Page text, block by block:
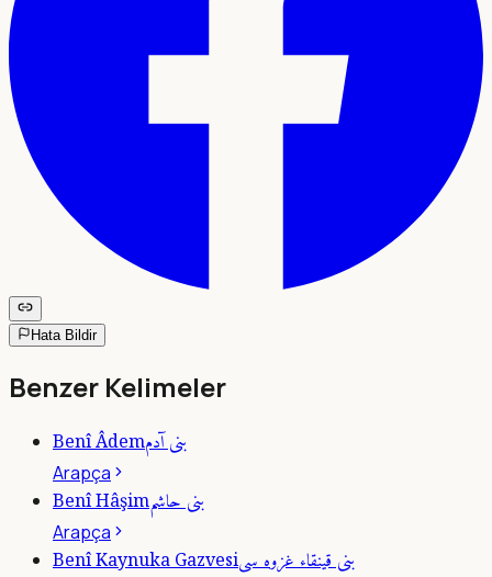
Hata Bildir
Benzer Kelimeler
Benî Âdemبنى آدم
Arapça
Benî Hâşimبنى حاشم
Arapça
Benî Kaynuka Gazvesiبنى قينقاء غزوه سى